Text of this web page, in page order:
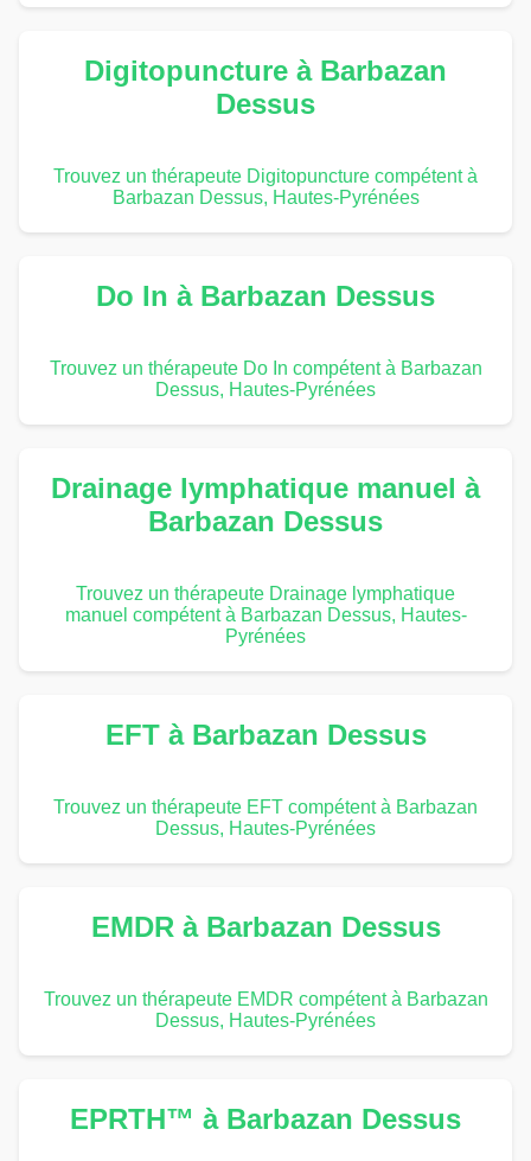
Digitopuncture à Barbazan
Dessus
Trouvez un thérapeute Digitopuncture compétent à
Barbazan Dessus, Hautes-Pyrénées
Do In à Barbazan Dessus
Trouvez un thérapeute Do In compétent à Barbazan
Dessus, Hautes-Pyrénées
Drainage lymphatique manuel à
Barbazan Dessus
Trouvez un thérapeute Drainage lymphatique
manuel compétent à Barbazan Dessus, Hautes-
Pyrénées
EFT à Barbazan Dessus
Trouvez un thérapeute EFT compétent à Barbazan
Dessus, Hautes-Pyrénées
EMDR à Barbazan Dessus
Trouvez un thérapeute EMDR compétent à Barbazan
Dessus, Hautes-Pyrénées
EPRTH™ à Barbazan Dessus